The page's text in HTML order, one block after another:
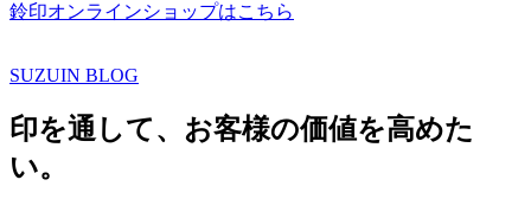
鈴印オンラインショップはこちら
SUZUIN BLOG
印を通して、お客様の価値を高めた
い。